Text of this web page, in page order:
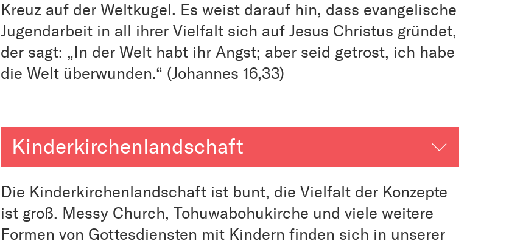
Kreuz auf der Weltkugel. Es weist darauf hin, dass evangelische
Jugendarbeit in all ihrer Vielfalt sich auf Jesus Christus gründet,
der sagt: „In der Welt habt ihr Angst; aber seid getrost, ich habe
die Welt überwunden.“ (Johannes 16,33)
Kinderkirchenlandschaft
Die Kinderkirchenlandschaft ist bunt, die Vielfalt der Konzepte
ist groß. Messy Church, Tohuwabohukirche und viele weitere
Formen von Gottesdiensten mit Kindern finden sich in unserer